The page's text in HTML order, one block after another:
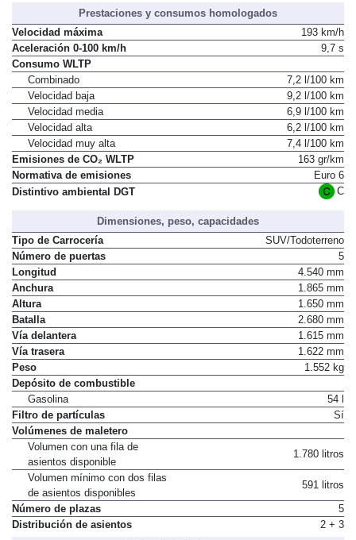
Prestaciones y consumos homologados
Velocidad máxima
193 km/h
Aceleración 0-100 km/h
9,7 s
Consumo WLTP
Combinado
7,2 l/100 km
Velocidad baja
9,2 l/100 km
Velocidad media
6,9 l/100 km
Velocidad alta
6,2 l/100 km
Velocidad muy alta
7,4 l/100 km
Emisiones de CO₂ WLTP
163 gr/km
Normativa de emisiones
Euro 6
Distintivo ambiental DGT
C
Dimensiones, peso, capacidades
Tipo de Carrocería
SUV/Todoterreno
Número de puertas
5
Longitud
4.540 mm
Anchura
1.865 mm
Altura
1.650 mm
Batalla
2.680 mm
Vía delantera
1.615 mm
Vía trasera
1.622 mm
Peso
1.552 kg
Depósito de combustible
Gasolina
54 l
Filtro de partículas
Sí
Volúmenes de maletero
Volumen con una fila de
asientos disponible
1.780 litros
Volumen mínimo con dos filas
de asientos disponibles
591 litros
Número de plazas
5
Distribución de asientos
2 + 3